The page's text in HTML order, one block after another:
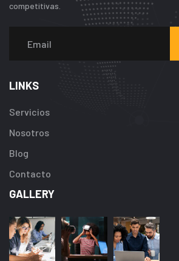
competitivas.
LINKS
Servicios
Nosotros
Blog
Contacto
GALLERY